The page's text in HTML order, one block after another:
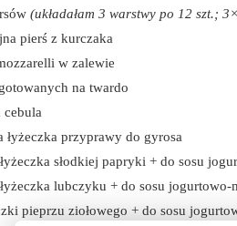
(układałam 3 warstwy po 12 szt.;
pierś z kurczaka
w zalewie
na twardo
cebula
łyżeczka przyprawy do gyrosa
łyżeczka słodkiej papryki + do sosu
łyżeczka lubczyku + do sosu jogurtowo-
pieprzu ziołowego + do sosu